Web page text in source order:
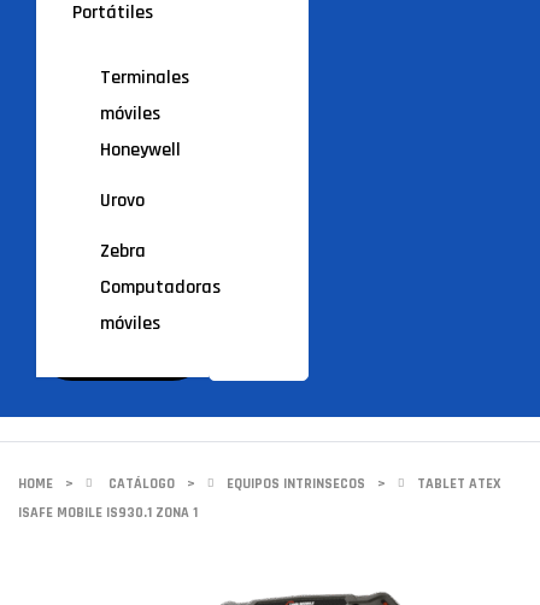
Portátiles
Terminales
móviles
Honeywell
Urovo
Zebra
Computadoras
móviles
HOME > CATÁLOGO > EQUIPOS INTRINSECOS >
TABLET ATEX
ISAFE MOBILE IS930.1 ZONA 1